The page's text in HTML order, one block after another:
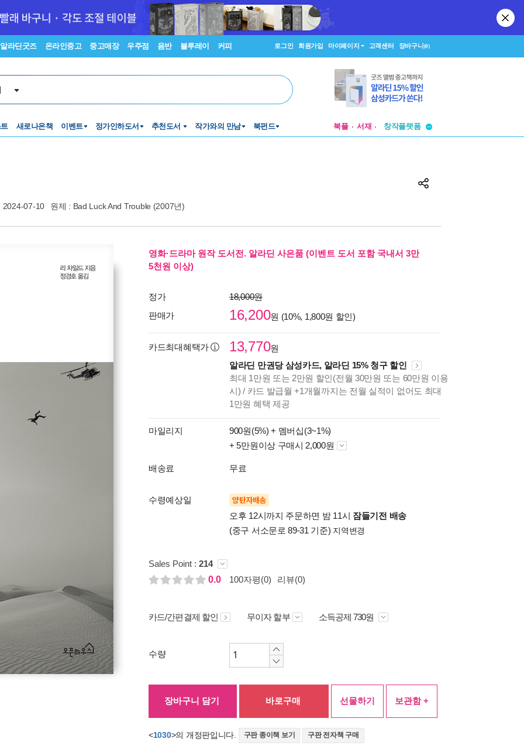
알라딘굿즈 온라인중고 중고매장 우주점 음반 블루레이 커피 로그인 회원가입 마이페이지 고객센터 장바구니(0)
새로나온책 이벤트 정가인하도서 추천도서 작가와의 만남 북펀드 북플 서재
창작플랫폼
2024-07-10 원제 : Bad Luck And Trouble (2007년)
영화·드라마 원작 도서전. 알라딘 사은품 (이벤트 도서 포함 국내서 3만
5천원 이상)
정가
18,000원
판매가
16,200원 (10%, 1,800원 할인)
카드최대혜택가 13,770원
알라딘 만권당 삼성카드, 알라딘 15% 청구 할인
최대 1만원 또는 2만원 할인(전월 30만원 또는 60만원 이용
시) / 카드 발급월 +1개월까지는 전월 실적이 없어도 최대
1만원 혜택 제공
마일리지 900원(5%) + 멤버십(3~1%)
+ 5만원이상 구매시 2,000원
배송료 무료
수령예상일 양탄자배송
오후 12시까지 주문하면 밤 11시 잠들기전 배송
(중구 서소문로 89-31 기준) 지역변경
Sales Point : 214
0.0
100자평(0) 리뷰(0)
카드/간편결제 할인 무이자 할부 소득공제 730원
수량
장바구니 담기 바로구매 선물하기 보관함 +
<1030>의 개정판입니다. 구판 종이책 보기 구판 전자책 구매